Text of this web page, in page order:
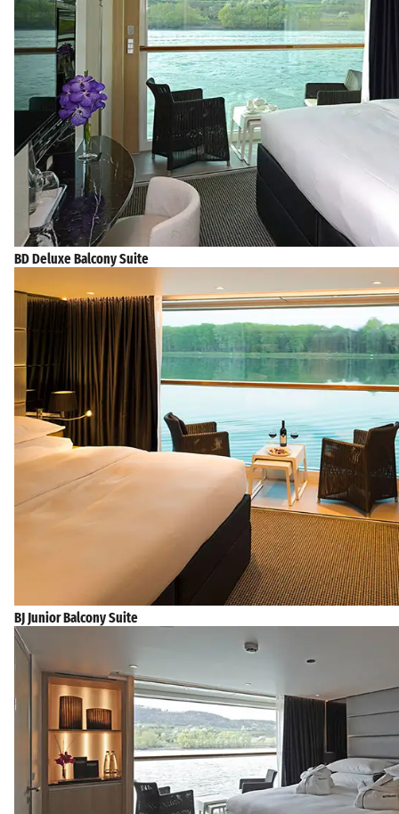
BD Deluxe Balcony Suite
BJ Junior Balcony Suite